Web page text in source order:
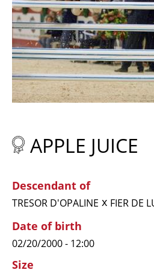
APPLE JUICE
Descendant of
TRESOR D'OPALINE x FIER DE
Date of birth
02/20/2000 - 12:00
Size